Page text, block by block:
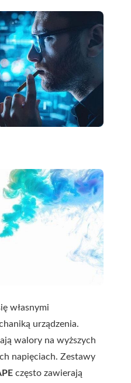
własnymi
urządzenia.
walory na wyższych
napięciach. Zestawy
często zawierają